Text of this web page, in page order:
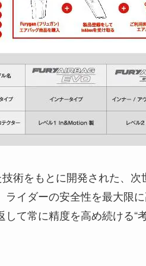
術をもとに開発された、
イダーの安全性を最大限
て常に精度を高め続ける“